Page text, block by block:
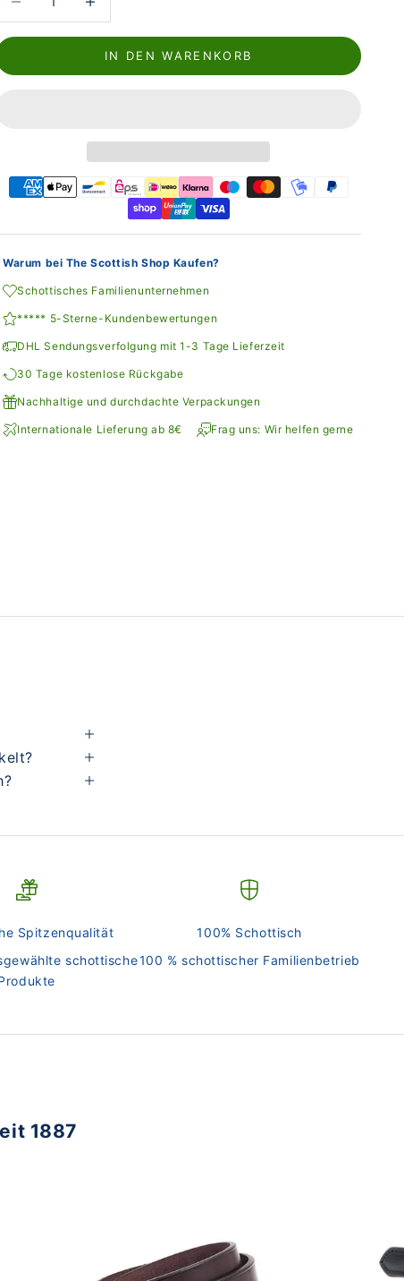
IN DEN WARENKORB
Warum bei The Scottish Shop Kaufen?
Schottisches Familienunternehmen
***** 5-Sterne-Kundenbewertungen
DHL Sendungsverfolgung mit 1-3 Tage Lieferzeit
30 Tage kostenlose Rückgabe
Nachhaltige und durchdachte Verpackungen
Internationale Lieferung ab 8€ Frag uns: Wir helfen gerne
Spitzenqualität
schottische
100% Schottisch
100 % schottischer Familienbetrieb
1887